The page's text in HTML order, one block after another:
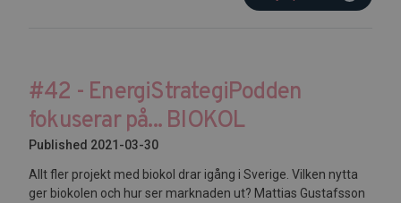
#42 - EnergiStrategiPodden
fokuserar på... BIOKOL
Published 2021-03-30
Allt fler projekt med biokol drar igång i Sverige. Vilken nytta
ger biokolen och hur ser marknaden ut? Mattias Gustafsson